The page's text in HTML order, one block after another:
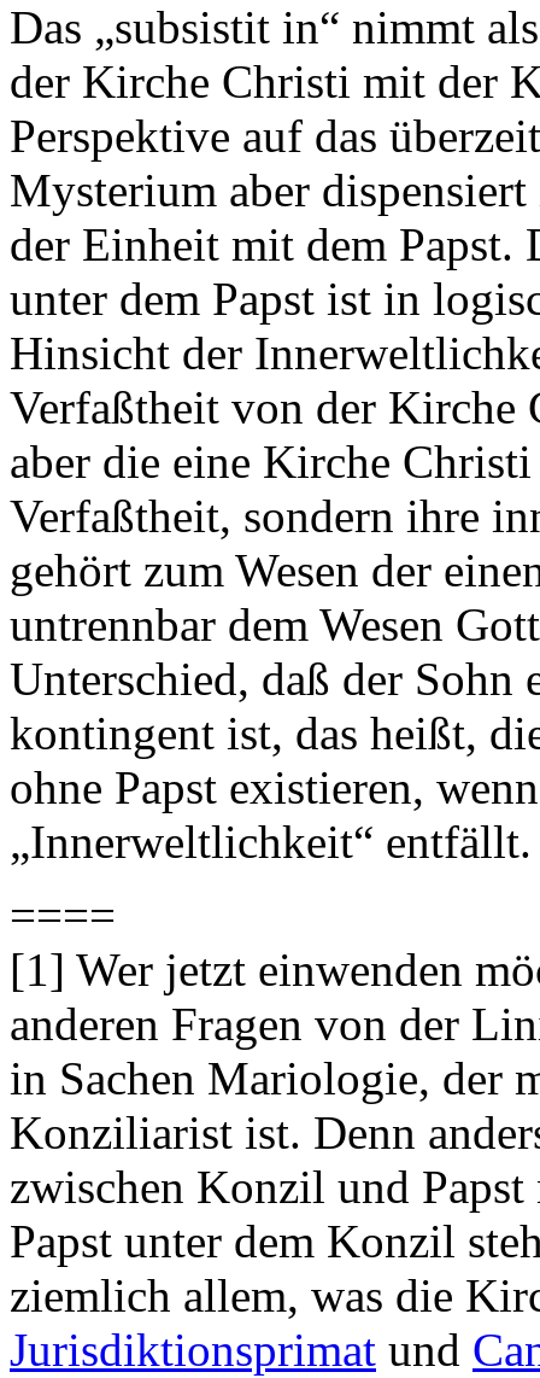
Das „subsistit in“ nimmt
der Kirche Christi mit der
Perspektive auf das
Mysterium aber
der Einheit mit dem
unter dem Papst ist in
Hinsicht der
Verfaßtheit von der Kirche
aber die eine Kirche
Verfaßtheit, sondern ihre
gehört zum Wesen der
untrennbar dem Wesen
Unterschied, daß der
kontingent ist, das heißt,
ohne Papst existieren,
„Innerweltlichkeit“ entfällt.
====
[1] Wer jetzt einwenden
anderen Fragen von der
in Sachen Mariologie, der
Konziliarist ist. Denn
zwischen Konzil und
Papst unter dem Konzil
ziemlich allem, was die
Jurisdiktionsprimat und